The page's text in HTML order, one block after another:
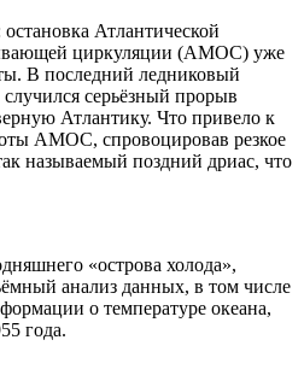
Атлантической
циркуляции (AMOC) уже
В последний ледниковый
серьёзный прорыв
Атлантику. Что привело к
AMOC, спровоцировав резкое
называемый поздний дриас, что
«острова холода»,
анализ данных, в том числе
о температуре океана,
года.